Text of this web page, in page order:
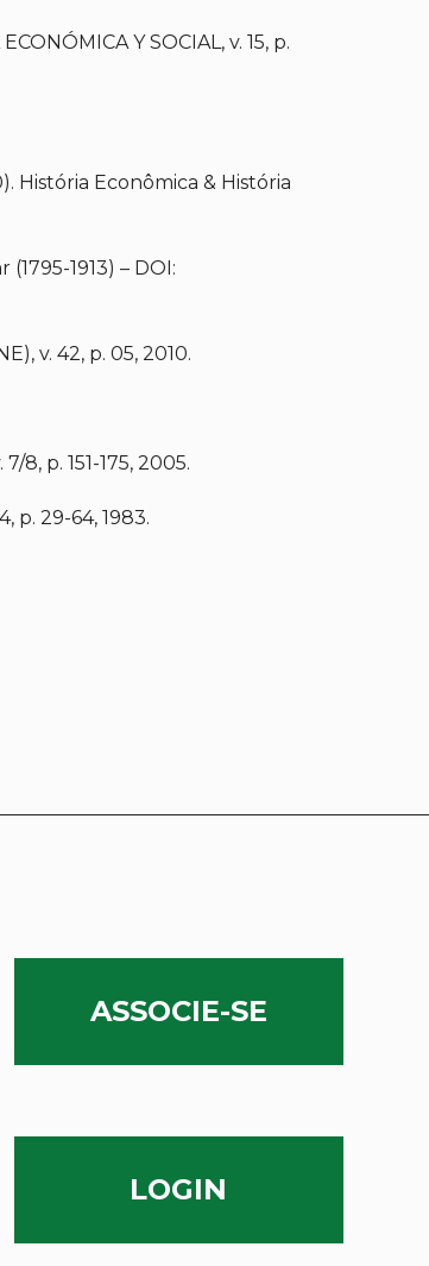
Y SOCIAL, v. 15, p.
História Econômica & História
1913) – DOI:
v. 42, p. 05, 2010.
8, p. 151-175, 2005.
p. 29-64, 1983.
ASSOCIE-SE
LOGIN